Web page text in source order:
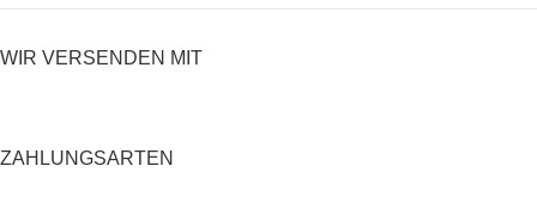
WIR VERSENDEN MIT
ZAHLUNGSARTEN